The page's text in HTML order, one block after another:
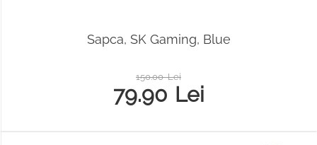
Sapca, SK Gaming, Blue
150.00 Lei
79.90 Lei